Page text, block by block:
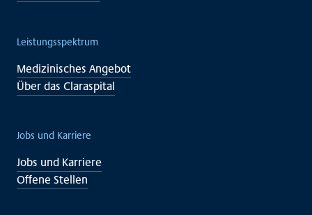
Leistungsspektrum
Medizinisches Angebot
Über das Claraspital
Jobs und Karriere
Jobs und Karriere
Offene Stellen